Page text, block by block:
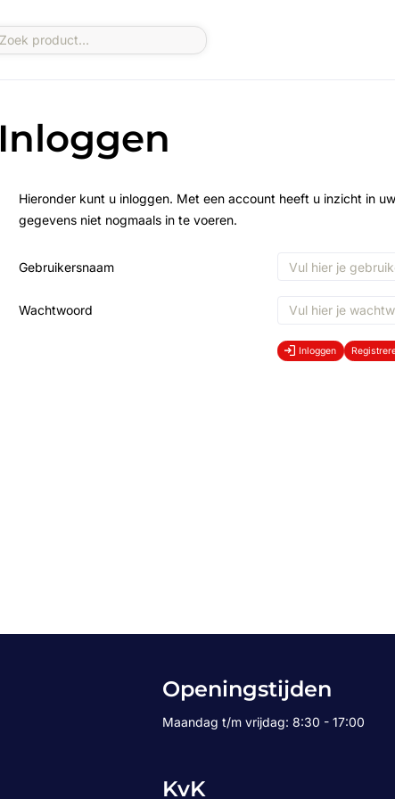
Inloggen
Hieronder kunt u inloggen. Met een account heeft u inzicht in
gegevens niet nogmaals in te voeren.
Gebruikersnaam
Wachtwoord
Inloggen
Openingstijden
Maandag t/m vrijdag: 8:30 - 17:00
KvK